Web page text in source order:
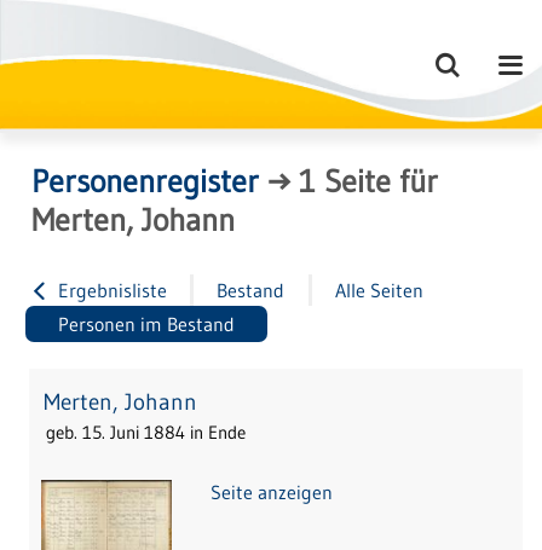
Personenregister→1 Seite für
Merten, Johann
Ergebnisliste Bestand
Alle Seiten
Personen im Bestand
Merten, Johann
geb. 15. Juni 1884 in Ende
Seite anzeigen